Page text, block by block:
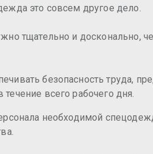
это совсем другое дело.
тщательно и досконально,
безопасность труда,
всего рабочего дня.
необходимой